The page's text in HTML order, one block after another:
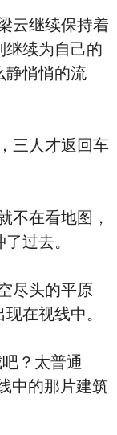
继续保持着
继续为自己的
静悄悄的流
人才返回车
在看地图，
过去。
头的平原
在视线中。
？太普通
中的那片建筑